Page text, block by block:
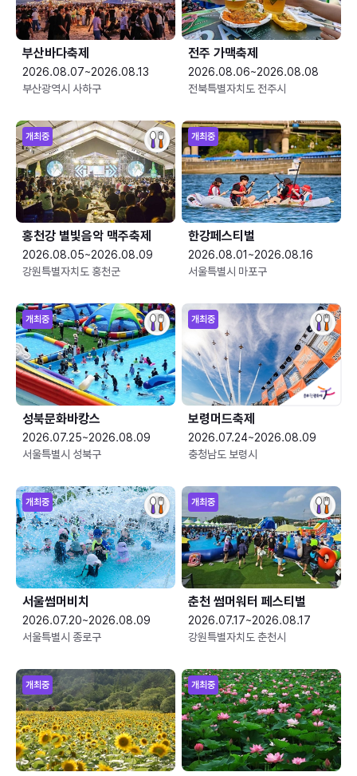
부산바다축제
2026.08.07~2026.08.13
부산광역시 사하구
전주 가맥축제
2026.08.06~2026.08.08
전북특별자치도 전주시
개최중
홍천강 별빛음악 맥주축제
2026.08.05~2026.08.09
강원특별자치도 홍천군
개최중
한강페스티벌
2026.08.01~2026.08.16
서울특별시 마포구
개최중
성북문화바캉스
2026.07.25~2026.08.09
서울특별시 성북구
개최중
보령머드축제
2026.07.24~2026.08.09
충청남도 보령시
개최중
서울썸머비치
2026.07.20~2026.08.09
서울특별시 종로구
개최중
춘천 썸머워터 페스티벌
2026.07.17~2026.08.17
강원특별자치도 춘천시
개최중 개최중